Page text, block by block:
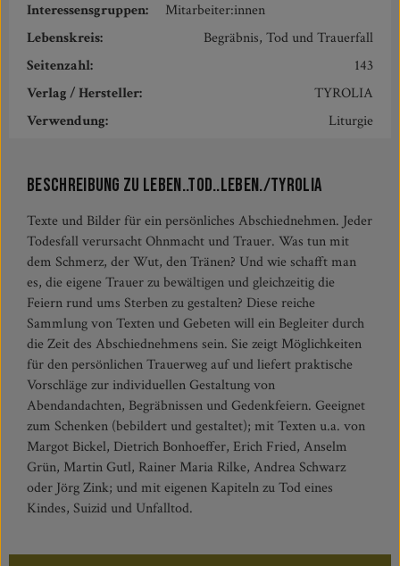
Interessensgruppen:
Mitarbeiter:innen
Lebenskreis:
Begräbnis, Tod und Trauerfall
Seitenzahl:
143
Verlag / Hersteller:
TYROLIA
Verwendung:
Liturgie
Beschreibung zu Leben..Tod..Leben./Tyrolia
Texte und Bilder für ein persönliches Abschiednehmen. Jeder
Todesfall verursacht Ohnmacht und Trauer. Was tun mit
dem Schmerz, der Wut, den Tränen? Und wie schafft man
es, die eigene Trauer zu bewältigen und gleichzeitig die
Feiern rund ums Sterben zu gestalten? Diese reiche
Sammlung von Texten und Gebeten will ein Begleiter durch
die Zeit des Abschiednehmens sein. Sie zeigt Möglichkeiten
für den persönlichen Trauerweg auf und liefert praktische
Vorschläge zur individuellen Gestaltung von
Abendandachten, Begräbnissen und Gedenkfeiern. Geeignet
zum Schenken (bebildert und gestaltet); mit Texten u.a. von
Margot Bickel, Dietrich Bonhoeffer, Erich Fried, Anselm
Grün, Martin Gutl, Rainer Maria Rilke, Andrea Schwarz
oder Jörg Zink; und mit eigenen Kapiteln zu Tod eines
Kindes, Suizid und Unfalltod.